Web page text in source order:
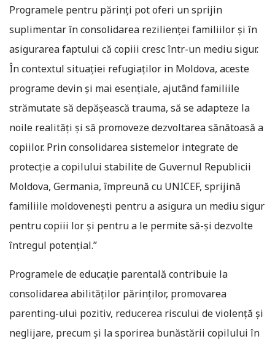
Programele pentru părinți pot oferi un sprijin
suplimentar în consolidarea rezilienței familiilor și în
asigurarea faptului că copiii cresc într-un mediu sigur.
În contextul situației refugiaților in Moldova, aceste
programe devin și mai esențiale, ajutând familiile
strămutate să depășească trauma, să se adapteze la
noile realități și să promoveze dezvoltarea sănătoasă a
copiilor. Prin consolidarea sistemelor integrate de
protecție a copilului stabilite de Guvernul Republicii
Moldova, Germania, împreună cu UNICEF, sprijină
familiile moldovenești pentru a asigura un mediu sigur
pentru copiii lor și pentru a le permite să-și dezvolte
întregul potențial.”
Programele de educație parentală contribuie la
consolidarea abilităților părinților, promovarea
parenting-ului pozitiv, reducerea riscului de violență și
neglijare, precum și la sporirea bunăstării copilului în